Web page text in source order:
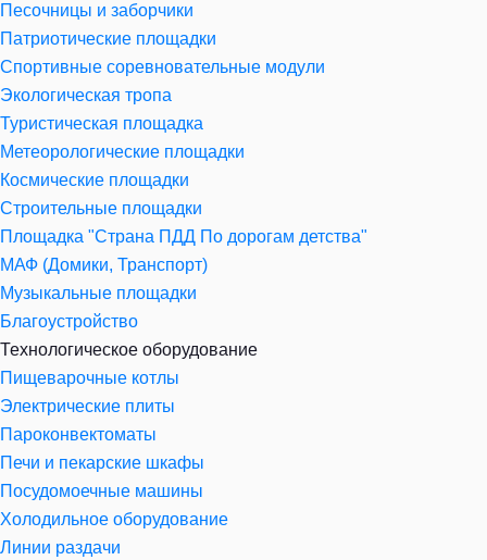
Песочницы и заборчики
Патриотические площадки
Спортивные соревновательные модули
Экологическая тропа
Туристическая площадка
Метеорологические площадки
Космические площадки
Строительные площадки
Площадка "Страна ПДД По дорогам детства"
МАФ (Домики, Транспорт)
Музыкальные площадки
Благоустройство
Технологическое оборудование
Пищеварочные котлы
Электрические плиты
Пароконвектоматы
Печи и пекарские шкафы
Посудомоечные машины
Холодильное оборудование
Линии раздачи